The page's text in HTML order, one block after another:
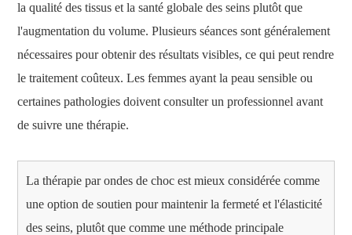
la qualité des tissus et la santé globale des seins plutôt que
l'augmentation du volume. Plusieurs séances sont généralement
nécessaires pour obtenir des résultats visibles, ce qui peut rendre
le traitement coûteux. Les femmes ayant la peau sensible ou
certaines pathologies doivent consulter un professionnel avant
de suivre une thérapie.
La thérapie par ondes de choc est mieux considérée comme
une option de soutien pour maintenir la fermeté et l'élasticité
des seins, plutôt que comme une méthode principale